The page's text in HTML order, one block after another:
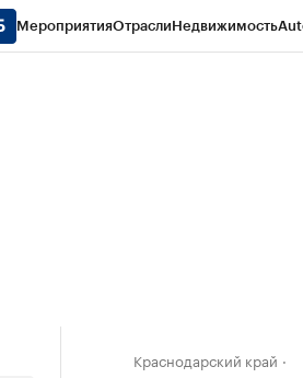
МероприятияОтраслиНедвижимость
Краснодарский край